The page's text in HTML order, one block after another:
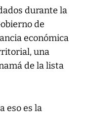
durante la
de
económica
una
de la lista
eso es la